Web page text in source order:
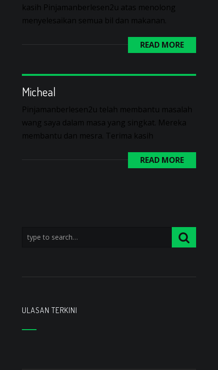
kasih Pinjamanberlesen2u atas menolong
menyelesaikan semua bil dan makanan.
READ MORE
Micheal
Pinjamanberlesen2u telah membantu masalah
wang saya dalam masa yang singkat. Mereka
membantu dan mesra. Terima kasih
READ MORE
ULASAN TERKINI